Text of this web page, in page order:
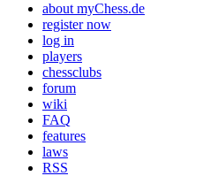
about myChess.de
register now
log in
players
chessclubs
forum
wiki
FAQ
features
laws
RSS